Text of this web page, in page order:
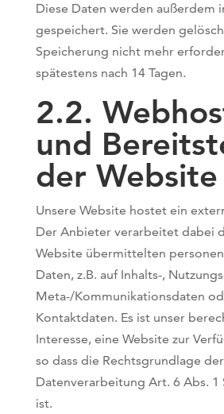
Diese Daten werden außerdem
gespeichert. Sie werden
Speicherung nicht mehr
spätestens nach 14 Tagen.
2.2.
und
der Website
Unsere Website hostet ein
Der Anbieter verarbeitet dabei
Website übermittelten
Daten, z.B. auf Inhalts-,
Meta-/Kommunikationsdaten
Kontaktdaten. Es ist unser
Interesse, eine Website zur
so dass die Rechtsgrundlage der
Datenverarbeitung Art. 6 Abs. 1
ist.